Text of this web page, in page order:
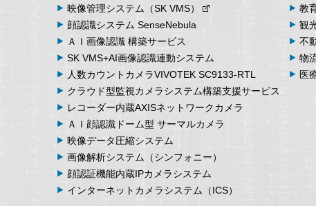
映像管理システム （SK VMS）
顔認識システム SenseNebula
ＡＩ画像認識 構築サービス
SK VMS+AI画像認識連動システム
人数カウント カメラVIVOTEK SC9133-RTL
クラウド型監視カメラシステム構築支援サービス
レコーダー内蔵AXISネットワークカメラ
ＡＩ顔認識ドーム型 サーマルカメラ
映像データ圧縮システム
画像解析システム （シンフォニー）
顔認証機能内蔵IPカメラシステム
インターネット カメラシステム （ICS）
教
観
不
物
医